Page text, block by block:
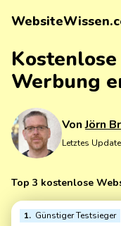
Werbung
VonJörn
Letztes
Top 3 kostenlose
1 Günstiger Testsieger